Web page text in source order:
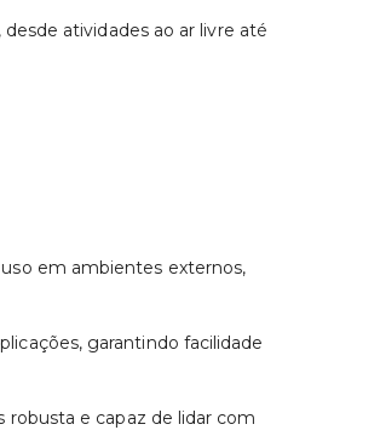
atividades ao ar livre até
em ambientes externos,
garantindo facilidade
e capaz de lidar com